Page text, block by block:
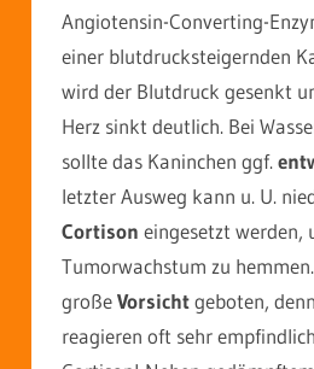
Angiotensin-Converting-
einer blutdrucksteigernden
wird der Blutdruck gesenkt
Herz sinkt deutlich. Bei
sollte das Kaninchen ggf.
letzter Ausweg kann u. U.
Cortison eingesetzt werden,
Tumorwachstum zu
großeVorsichtgeboten,
reagieren oft sehr